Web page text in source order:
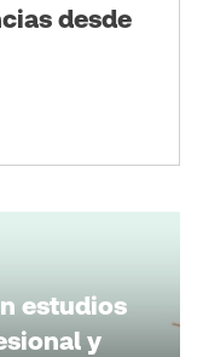
desde
estudios
y